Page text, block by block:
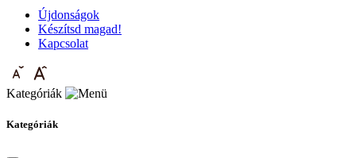
Újdonságok
Készítsd magad!
Kapcsolat
Kategóriák
Kategóriák